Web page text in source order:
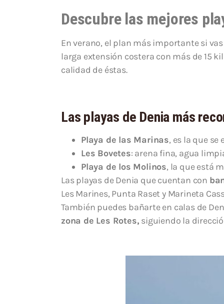
Descubre las mejores
En verano, el plan más importante si
larga extensión costera con más de 15
calidad de éstas.
Las playas de Denia más
Playa de las Marinas, es la que
Les Bovetes: arena fina, agua
Playa de los Molinos, la que está
Las playas de Denia que cuentan con
Les Marines, Punta Raset y Marineta
También puedes bañarte en calas de
zona de Les Rotes, siguiendo la